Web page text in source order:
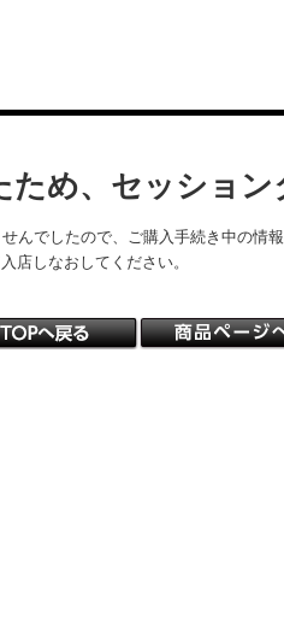
め、セッション
んでしたので、ご購入手続き中の情報
店しなおしてください。